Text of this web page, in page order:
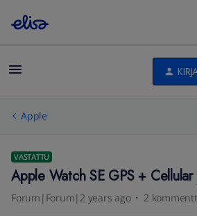
Apple
VASTATTU
Apple Watch SE GPS +
Forum|Forum|2 years ago 2